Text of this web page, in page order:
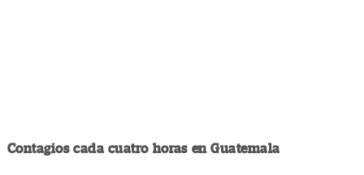
Contagios cada cuatro horas en Guatemala